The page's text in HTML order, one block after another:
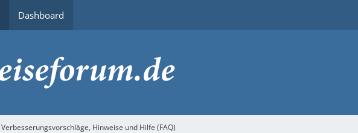
Dashboard
Verbesserungsvorschläge, Hinweise und Hilfe (FAQ)